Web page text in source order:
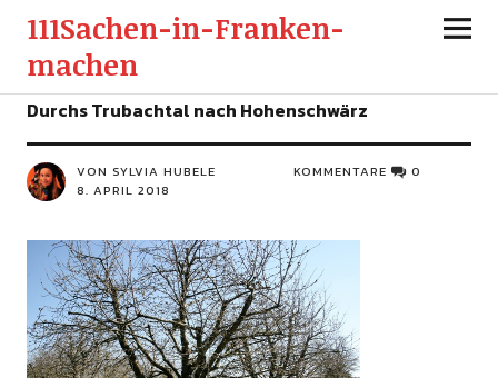
111Sachen-in-Franken-
machen
Durchs Trubachtal nach Hohenschwärz
VON SYLVIA HUBELE
8. APRIL 2018
KOMMENTARE 0